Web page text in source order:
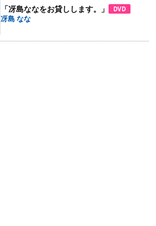
「冴島ななをお貸しします。」 DVD
冴島 なな